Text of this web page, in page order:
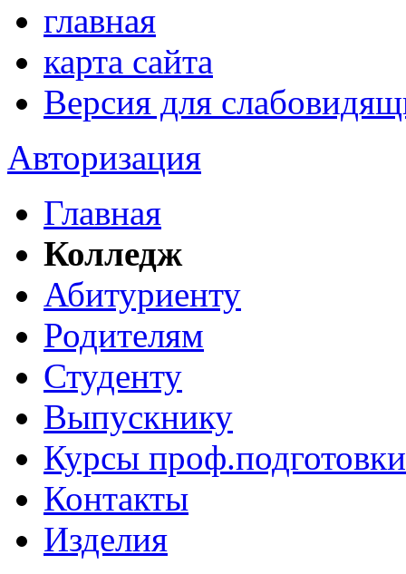
главная
карта сайта
Версия для
Авторизация
Главная
Колледж
Абитуриенту
Родителям
Студенту
Выпускнику
Курсы проф.подготовки
Контакты
Изделия